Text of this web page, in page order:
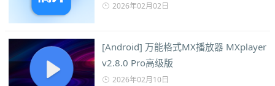
2026年02月02日
[Android] 万能格式MX播放器 MXplayer
v2.8.0 Pro高级版
2026年02月10日